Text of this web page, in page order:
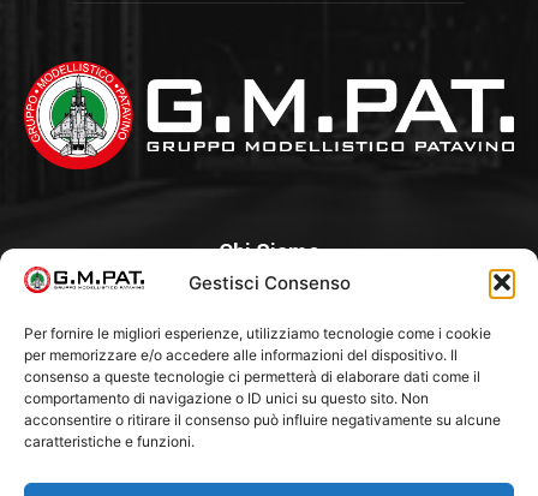
Gestisci Consenso
Per fornire le migliori esperienze, utilizziamo tecnologie come i cookie
per memorizzare e/o accedere alle informazioni del dispositivo. Il
consenso a queste tecnologie ci permetterà di elaborare dati come il
comportamento di navigazione o ID unici su questo sito. Non
acconsentire o ritirare il consenso può influire negativamente su alcune
caratteristiche e funzioni.
Chi Siamo
l’intento di creare a Padova un punto di aggregazione e di
riferimento per l’hobby del modellismo statico. Tra i Soci
“fondatori” ci sono Franco Callegari e Gianni Besenzon.
Seguici Su